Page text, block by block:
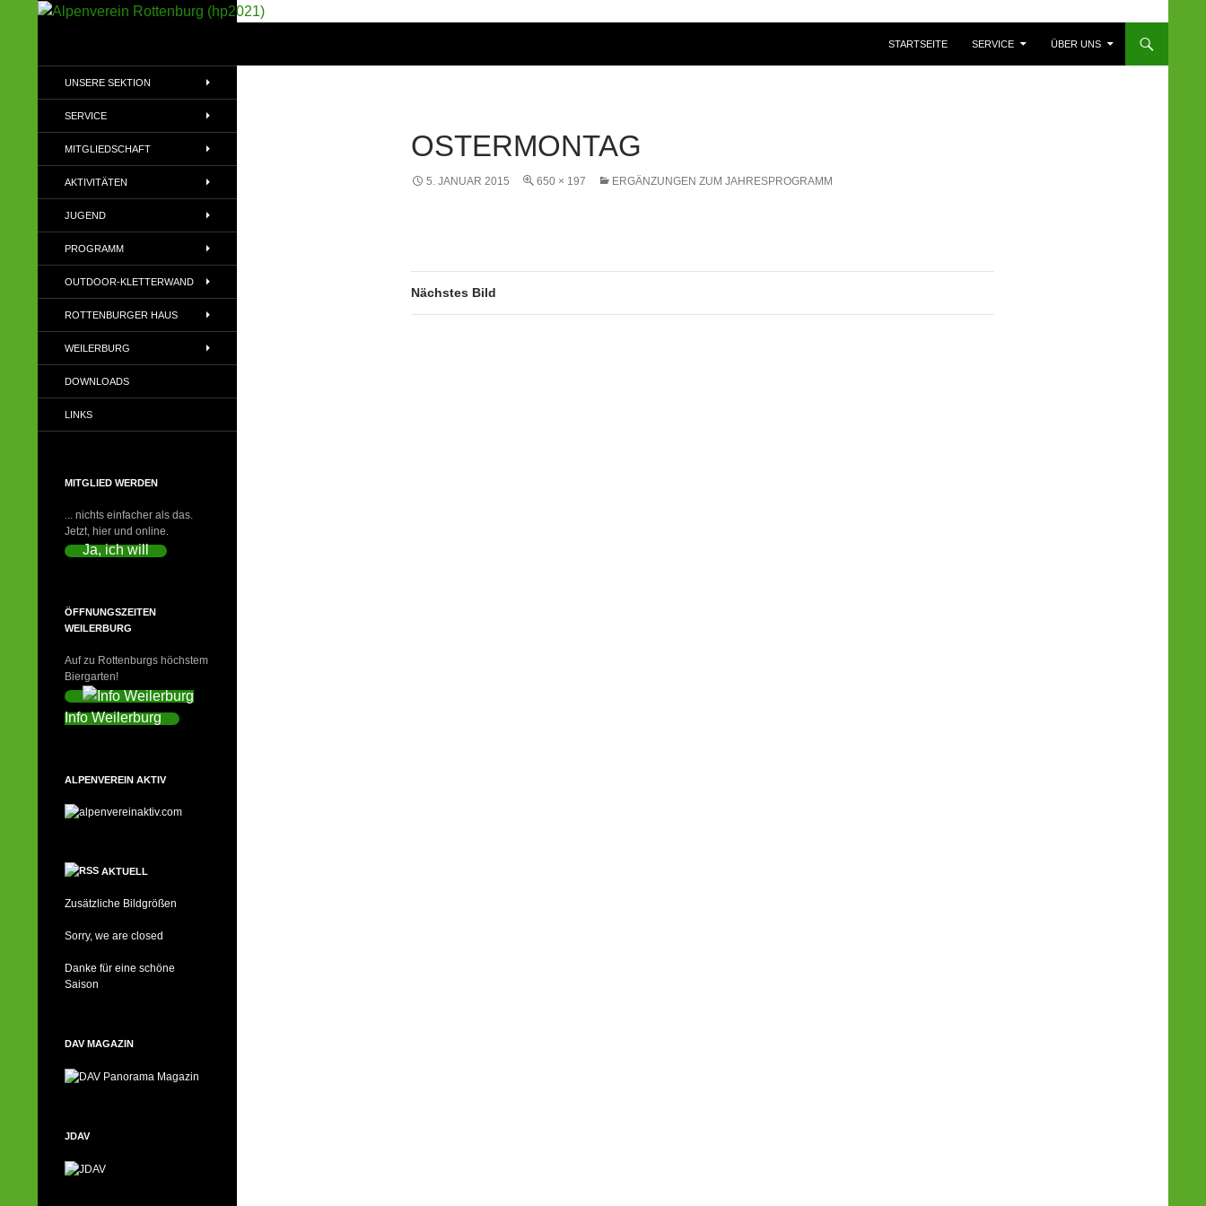
STARTSEITE
SERVICE ÜBER UNS
OSTERMONTAG
5. JANUAR 2015 650 × 197 ERGÄNZUNGEN ZUM JAHRESPROGRAMM
Nächstes Bild
(DAV)
UNSERE SEKTION
SERVICE
MITGLIEDSCHAFT
AKTIVITÄTEN
JUGEND
PROGRAMM
OUTDOOR-KLETTERWAND
ROTTENBURGER HAUS
WEILERBURG
DOWNLOADS
LINKS
MITGLIED WERDEN
... nichts einfacher als das.
Jetzt, hier und online.
Ja, ich will
ÖFFNUNGSZEITEN
WEILERBURG
Auf zu Rottenburgs höchstem
Biergarten!
Info Weilerburg
ALPENVEREIN AKTIV
AKTUELL
Zusätzliche Bildgrößen
Sorry, we are closed
Danke für eine schöne
Saison
DAV MAGAZIN
JDAV